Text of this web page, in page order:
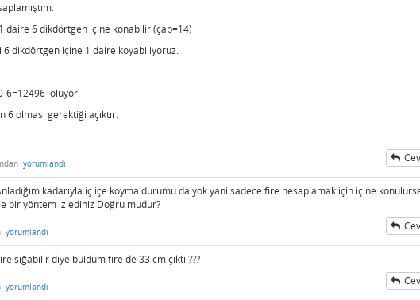
daire 6 dikdörtgen içine konabilir (çap=14)
dikdörtgen içine 1 daire koyabiliyoruz.
6=12496 oluyor.
olması gerektiği açıktır.
yorumlandı
kadarıyla iç içe koyma durumu da yok yani sadece fire hesaplamak için içine
bir yöntem izlediniz Doğru mudur?
yorumlandı
sığabilir diye buldum fire de 33 cm çıktı ???
yorumlandı